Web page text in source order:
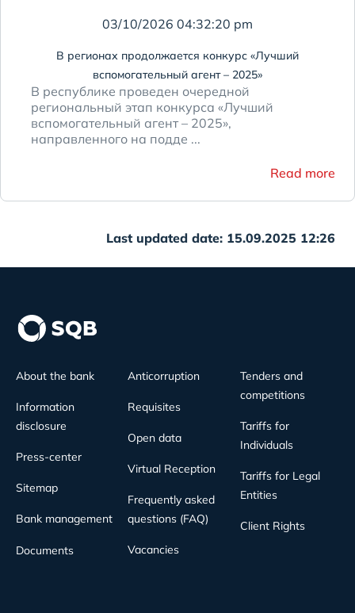
03/10/2026 04:32:20 pm
В регионах продолжается конкурс «Лучший
вспомогательный агент – 2025»
В республике проведен очередной
региональный этап конкурса «Лучший
вспомогательный агент – 2025»,
направленного на подде ...
Read more
Last updated date: 15.09.2025 12:26
About the bank
Information
disclosure
Press-center
Sitemap
Bank management
Documents
Anticorruption
Requisites
Open data
Virtual Reception
Frequently asked
questions (FAQ)
Vacancies
Tenders and
competitions
Tariffs for
Individuals
Tariffs for Legal
Entities
Client Rights